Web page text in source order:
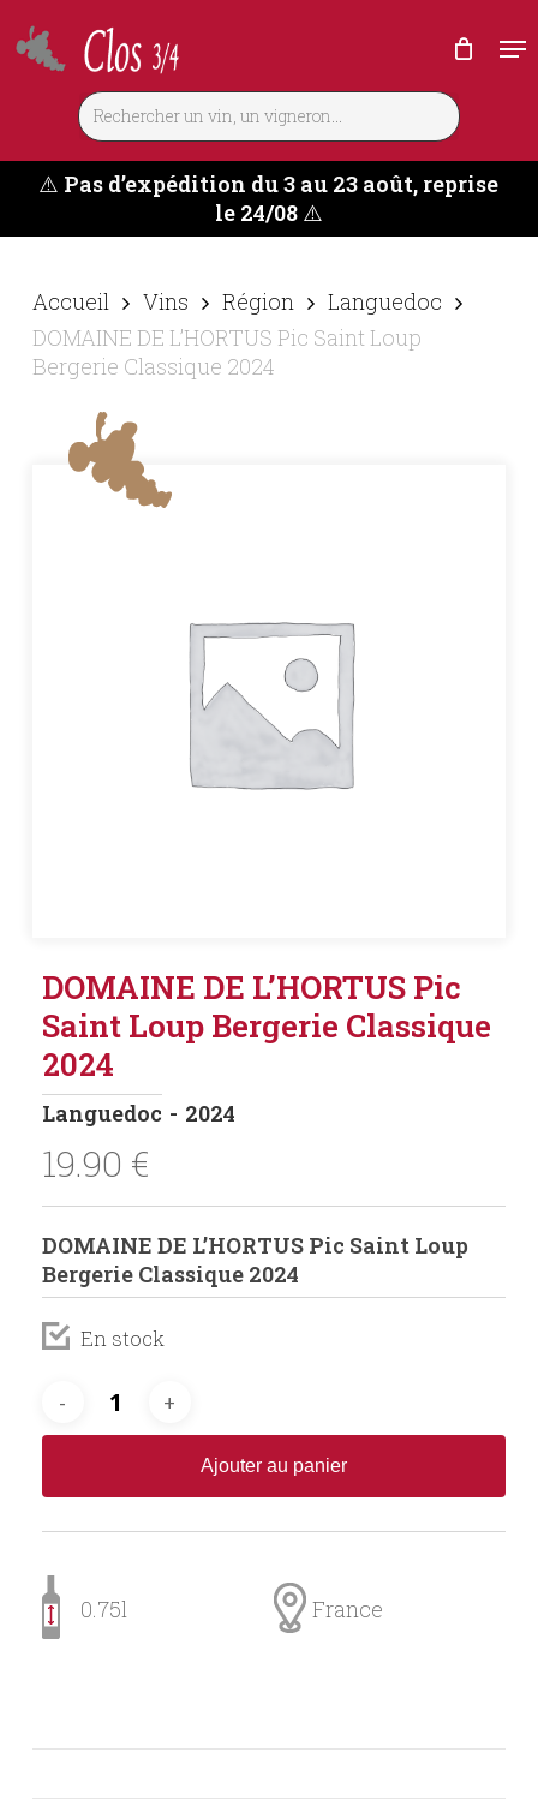
to
main
⚠️ Pas d’expédition du 3 au 23 août, reprise
le 24/08⚠️
Accueil Vins Région
Languedoc
DOMAINE DE L’HORTUS Pic Saint Loup
Bergerie Classique 2024
DOMAINE DE L’HORTUS Pic
Saint Loup Bergerie Classique
2024
Languedoc 2024
19.90 €
DOMAINE DE L’HORTUS Pic Saint Loup
Bergerie Classique 2024
En stock
Ajouter au panier
0.75l France